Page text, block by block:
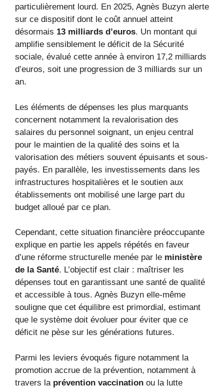
particulièrement lourd. En 2025, Agnès Buzyn alerte
sur ce dispositif dont le coût annuel atteint
désormais 13 milliards d’euros. Un montant qui
amplifie sensiblement le déficit de la Sécurité
sociale, évalué cette année à environ 17,2 milliards
d’euros, soit une progression de 3 milliards sur un
an.
Les éléments de dépenses les plus marquants
concernent notamment la revalorisation des
salaires du personnel soignant, un enjeu central
pour le maintien de la qualité des soins et la
valorisation des métiers souvent épuisants et sous-
payés. En parallèle, les investissements dans les
infrastructures hospitalières et le soutien aux
établissements ont mobilisé une large part du
budget alloué par ce plan.
Cependant, cette situation financière préoccupante
explique en partie les appels répétés en faveur
d’une réforme structurelle menée par le ministère
de la Santé. L’objectif est clair : maîtriser les
dépenses tout en garantissant une santé de qualité
et accessible à tous. Agnès Buzyn elle-même
souligne que cet équilibre est primordial, estimant
que le système doit évoluer pour éviter que ce
déficit ne pèse sur les générations futures.
Parmi les leviers évoqués figure notamment la
promotion accrue de la prévention, notamment à
travers la prévention vaccination ou la lutte